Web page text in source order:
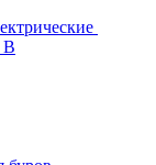
В